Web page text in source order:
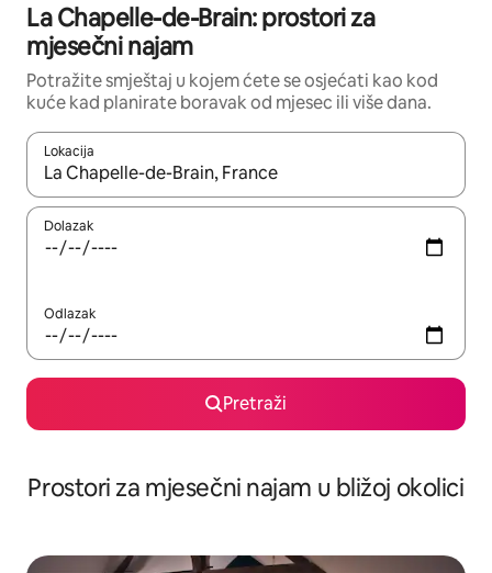
La Chapelle-de-Brain: prostori za
mjesečni najam
Potražite smještaj u kojem ćete se osjećati kao kod
kuće kad planirate boravak od mjesec ili više dana.
Lokacija
Kada budu dostupni rezultati, moći ćete ih pregledati
Dolazak
Odlazak
Pretraži
Prostori za mjesečni najam u bližoj okolici